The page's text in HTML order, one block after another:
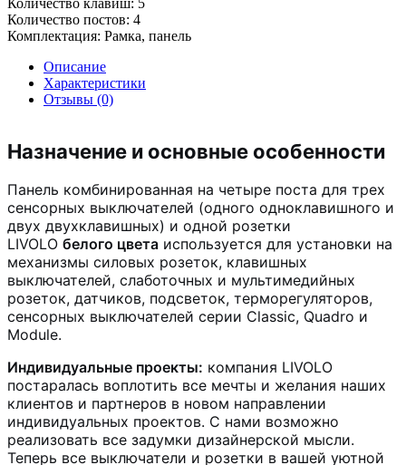
Количество постов: 4
Комплектация: Рамка, панель
Описание
Характеристики
Отзывы (0)
Назначение и основные особенности
Панель комбинированная на четыре поста для трех
сенсорных выключателей (одного одноклавишного и
двух двухклавишных) и одной розетки
LIVOLO белого цвета используется для установки на
механизмы силовых розеток, клавишных
выключателей, слаботочных и мультимедийных
розеток, датчиков, подсветок, терморегуляторов,
сенсорных выключателей серии Classic, Quadro и
Module.
Индивидуальные проекты: компания LIVOLO
постаралась воплотить все мечты и желания наших
клиентов и партнеров в новом направлении
индивидуальных проектов. С нами возможно
реализовать все задумки дизайнерской мысли.
Теперь все выключатели и розетки в вашей уютной